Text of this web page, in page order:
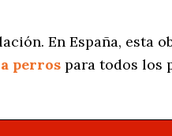
En España, esta
perros para todos los